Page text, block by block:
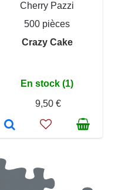
Cherry Pazzi
500 pièces
Crazy Cake
En stock (1)
9,50 €